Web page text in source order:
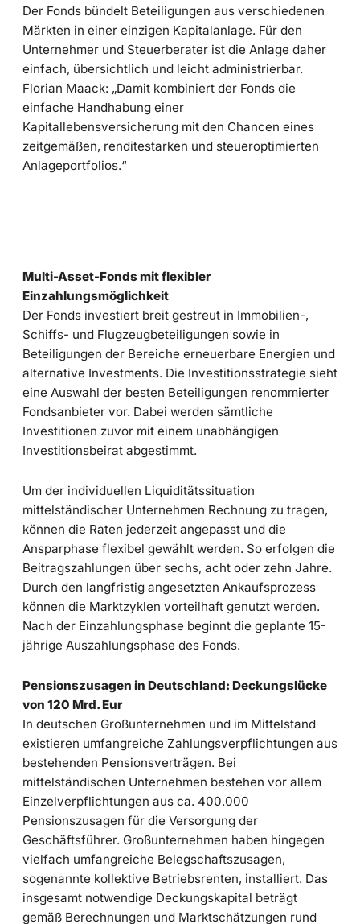
Der Fonds bündelt Beteiligungen aus verschiedenen
Märkten in einer einzigen Kapitalanlage. Für den
Unternehmer und Steuerberater ist die Anlage daher
einfach, übersichtlich und leicht administrierbar.
Florian Maack: „Damit kombiniert der Fonds die
einfache Handhabung einer
Kapitallebensversicherung mit den Chancen eines
zeitgemäßen, renditestarken und steueroptimierten
Anlageportfolios.“
Multi-Asset-Fonds mit flexibler
Einzahlungsmöglichkeit
Der Fonds investiert breit gestreut in Immobilien-,
Schiffs- und Flugzeugbeteiligungen sowie in
Beteiligungen der Bereiche erneuerbare Energien und
alternative Investments. Die Investitionsstrategie sieht
eine Auswahl der besten Beteiligungen renommierter
Fondsanbieter vor. Dabei werden sämtliche
Investitionen zuvor mit einem unabhängigen
Investitionsbeirat abgestimmt.
Um der individuellen Liquiditätssituation
mittelständischer Unternehmen Rechnung zu tragen,
können die Raten jederzeit angepasst und die
Ansparphase flexibel gewählt werden. So erfolgen die
Beitragszahlungen über sechs, acht oder zehn Jahre.
Durch den langfristig angesetzten Ankaufsprozess
können die Marktzyklen vorteilhaft genutzt werden.
Nach der Einzahlungsphase beginnt die geplante 15-
jährige Auszahlungsphase des Fonds.
Pensionszusagen in Deutschland: Deckungslücke
von 120 Mrd. Eur
In deutschen Großunternehmen und im Mittelstand
existieren umfangreiche Zahlungsverpflichtungen aus
bestehenden Pensionsverträgen. Bei
mittelständischen Unternehmen bestehen vor allem
Einzelverpflichtungen aus ca. 400.000
Pensionszusagen für die Versorgung der
Geschäftsführer. Großunternehmen haben hingegen
vielfach umfangreiche Belegschaftszusagen,
sogenannte kollektive Betriebsrenten, installiert. Das
insgesamt notwendige Deckungskapital beträgt
gemäß Berechnungen und Marktschätzungen rund